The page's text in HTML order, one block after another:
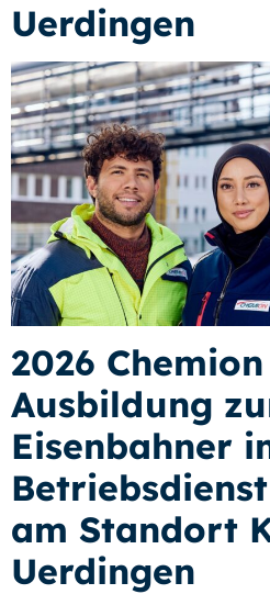
Uerdingen
2026
Ausbildung
Eisenbahner
am Standort
Uerdingen